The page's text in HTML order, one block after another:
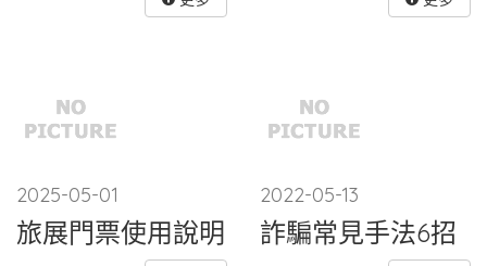
2025-05-01
旅展門票使用說明
2022-05-13
詐騙常見手法6招